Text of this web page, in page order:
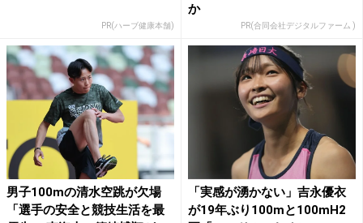
PR(ハーブ健康本舗)
か
PR(合同会社デジタルファーム )
男子100mの清水空跳が欠場
「選手の安全と競技生活を最
「実感が湧かない」吉永優衣
が19年ぶり100mと100mH2